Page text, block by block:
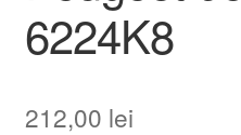
6224K8
212,00 lei